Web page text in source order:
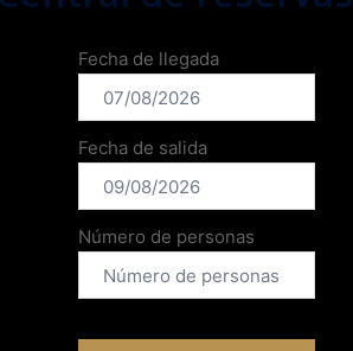
Fecha de llegada
Fecha de salida
Número de personas